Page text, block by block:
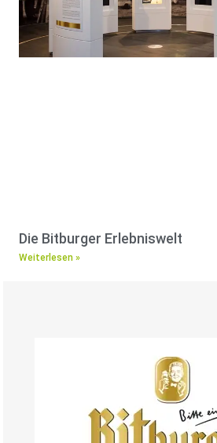
Die Bitburger Erlebniswelt
Weiterlesen »